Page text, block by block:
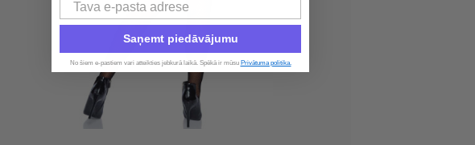
Saņemt piedāvājumu
No šiem e-pastiem vari atteikties jebkurā laikā. Spēkā ir mūsu Privātuma politika.